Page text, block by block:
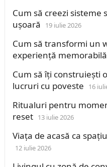
Cum să creezi
ușoară
19 iulie 2026
Cum să transformi un
experiență memorabilă
Cum să îți construiești
lucruri cu poveste
16
Ritualuri pentru
reset 13 iulie 2026
Viața de acasă ca
12 iulie 2026